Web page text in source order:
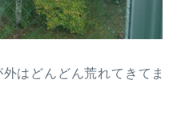
はどんどん荒れてきてま